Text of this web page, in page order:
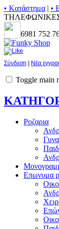
• Kατάστημα | •
6981 752
Σύνδεση Νέα
Toggle main
Ροζαρια
Επωνυμα